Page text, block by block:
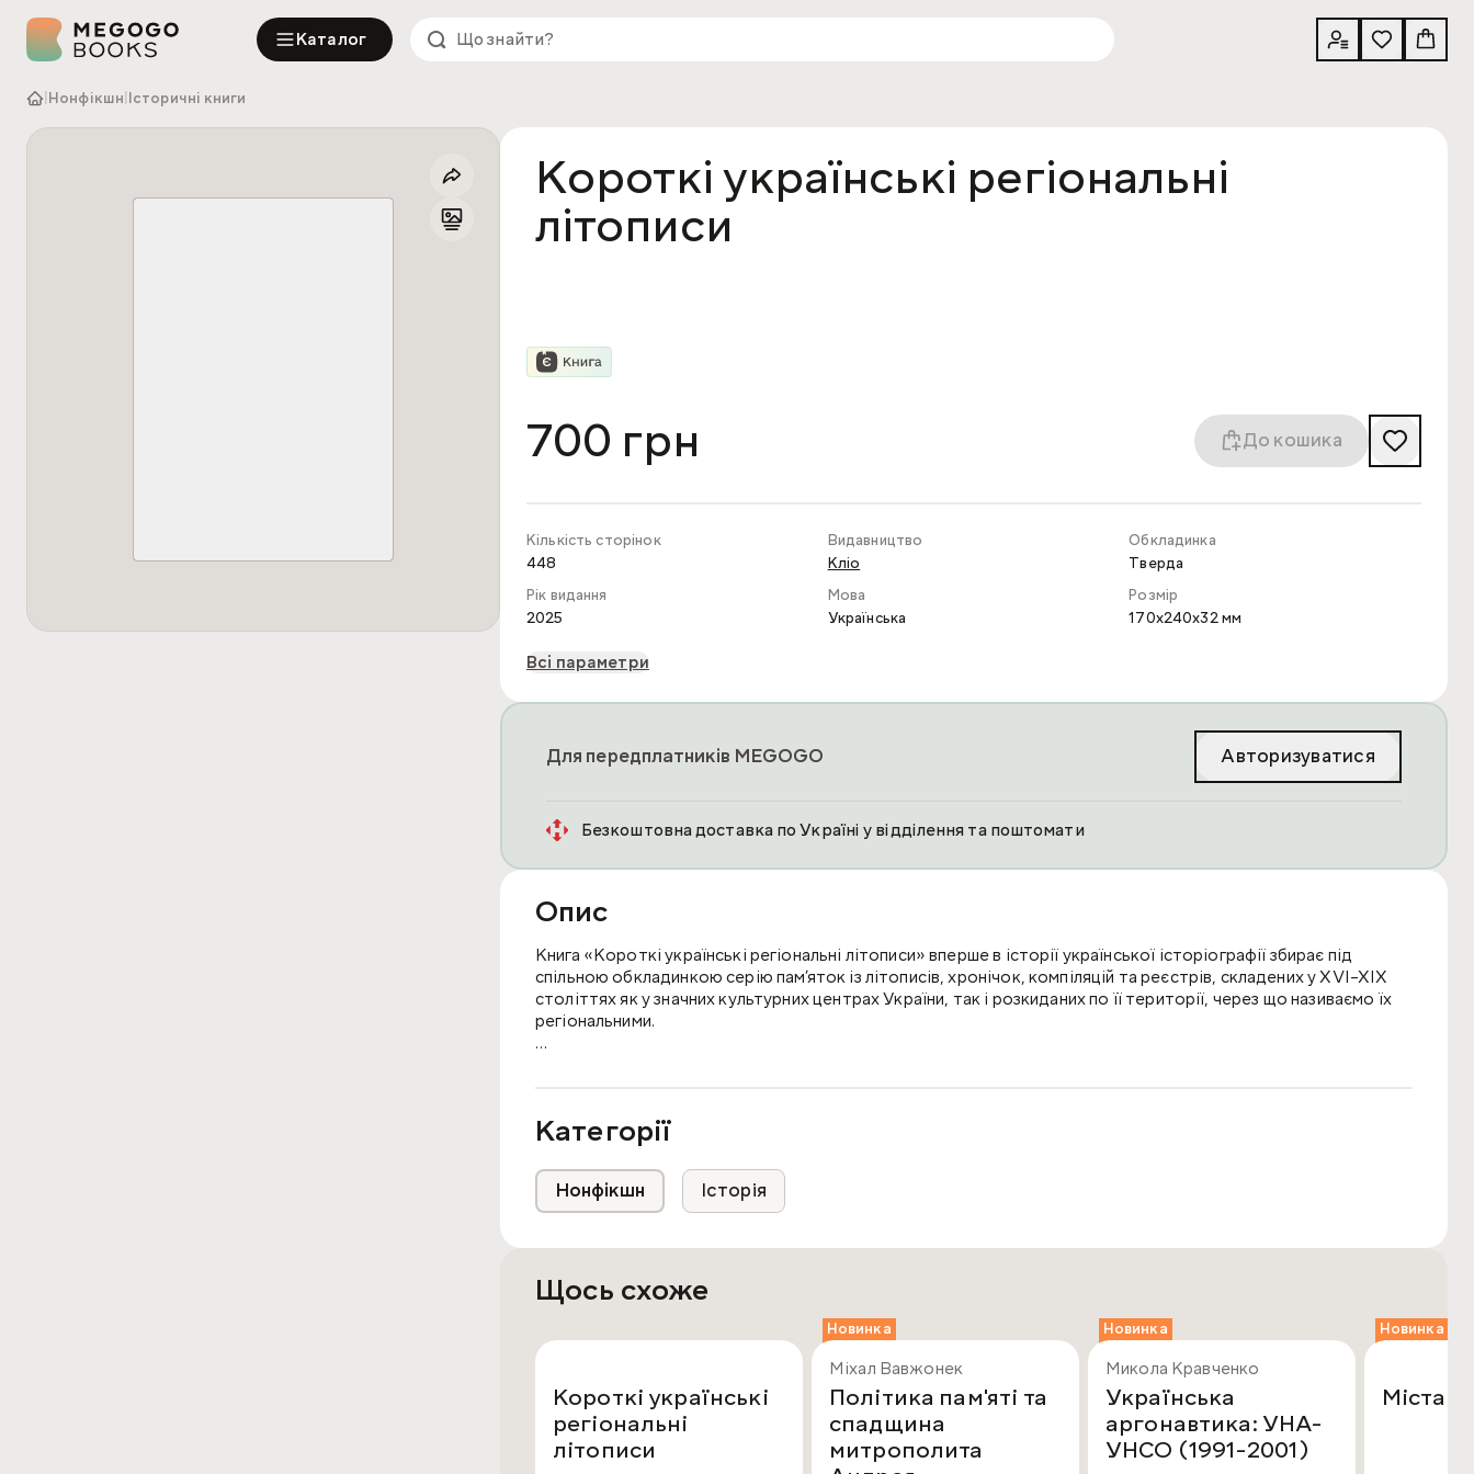
Каталог
Нонфікшн Історичні книги
Короткі українські регіональні
літописи
700 грн До кошика
Кількість сторінок
448
Видавництво
Кліо
Обкладинка
Тверда
Рік видання
2025
Мова
Українська
Розмір
170x240x32 мм
Всі параметри
Для передплатників MEGOGO Авторизуватися
Безкоштовна доставка по Україні у відділення та поштомати
Опис
Книга «Короткі українські регіональні літописи» вперше в історії української історіографії збирає під
спільною обкладинкою серію пам’яток із літописів, хронічок, компіляцій та реєстрів, складених у XVI–XIX
століттях як у значних культурних центрах України, так і розкиданих по її території, через що називаємо їх
регіональними.
Імена складачів бувають і відомі, і невідомі.
Отже, книга ніби своєрідна історія України, зведена з різних чинників. І в цьому особлива її вартість як
істотного джерела нашого минулого, вельми різноманітного фактологічно.
Для науковців та студентів-істориків, етнологів, релгієзнавців, фольклористів, а також тих, хто цікавиться
старовиною.
Категорії
Нонфікшн Історія
Щось схоже
Короткі українські
регіональні
літописи
Новинка
Міхал Вавжонек
Політика пам'яті та
спадщина
митрополита
Новинка
Микола Кравченко
Українська
аргонавтика: УНА-
УНСО (1991-2001)
Новинка
Міста